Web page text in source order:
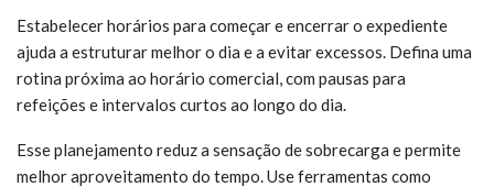
Estabelecer horários para começar e encerrar o expediente
ajuda a estruturar melhor o dia e a evitar excessos. Defina uma
rotina próxima ao horário comercial, com pausas para
refeições e intervalos curtos ao longo do dia.
Esse planejamento reduz a sensação de sobrecarga e permite
melhor aproveitamento do tempo. Use ferramentas como